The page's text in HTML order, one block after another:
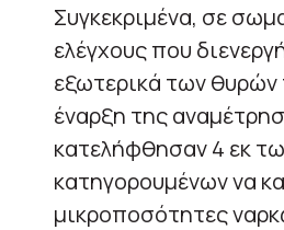
Συγκεκριμένα, σε
ελέγχους που
εξωτερικά των θυρών
έναρξη της
κατελήφθησαν 4 εκ
κατηγορουμένων να
μικροποσότητες